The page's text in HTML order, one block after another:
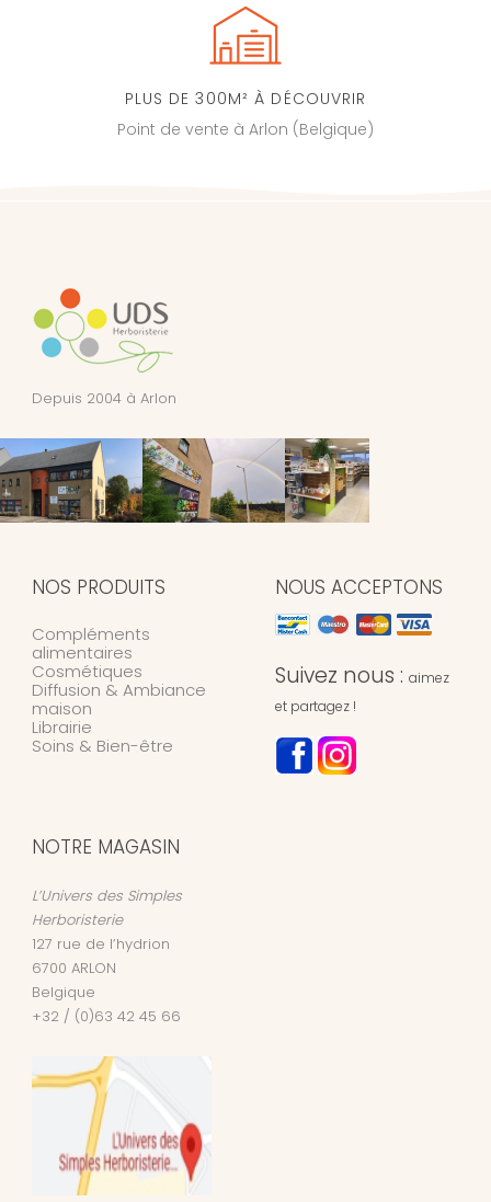
PLUS DE 300M² À DÉCOUVRIR
Point de vente à Arlon (Belgique)
Depuis 2004 à Arlon
NOS PRODUITS
Compléments
alimentaires
Cosmétiques
Diffusion & Ambiance
maison
Librairie
Soins & Bien-être
NOUS ACCEPTONS
Suivez nous : aimez
et partagez !
NOTRE MAGASIN
L’Univers des Simples
Herboristerie
127 rue de l’hydrion
6700 ARLON
Belgique
+32 / (0)63 42 45 66